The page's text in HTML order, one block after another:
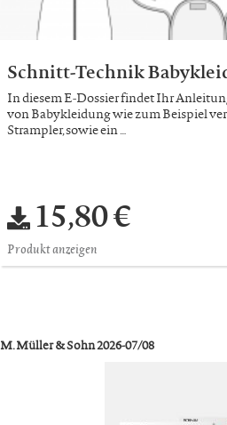
Schnitt-Technik
In diesem E-Dossier findet Ihr
von Babykleidung wie zum Beispiel
Strampler, sowie ein …
15,80 €
Produkt anzeigen
M. Müller & Sohn 2026-07/08